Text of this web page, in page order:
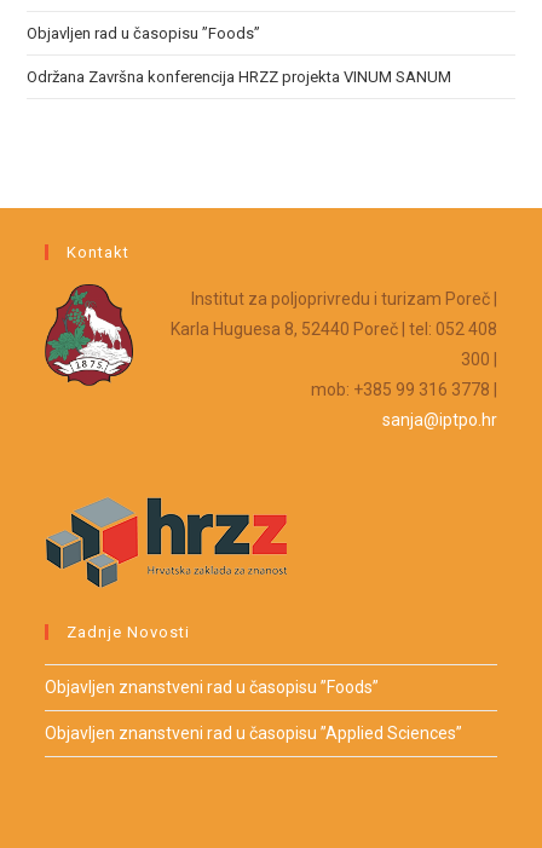
Objavljen rad u časopisu ”Foods”
Održana Završna konferencija HRZZ projekta VINUM SANUM
Kontakt
Institut za poljoprivredu i turizam Poreč |
Karla Huguesa 8, 52440 Poreč | tel: 052 408
300 |
mob: +385 99 316 3778 |
sanja@iptpo.hr
Zadnje Novosti
Objavljen znanstveni rad u časopisu ”Foods”
Objavljen znanstveni rad u časopisu ”Applied Sciences”